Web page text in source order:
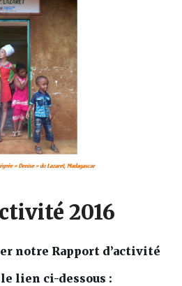
2016
notre Rapport d’activité
lien ci-dessous :